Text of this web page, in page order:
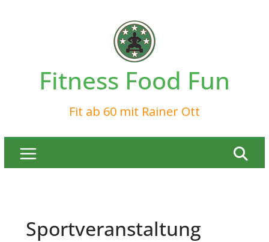
Fitness Food Fun
Fit ab 60 mit Rainer Ott
Sportveranstaltung